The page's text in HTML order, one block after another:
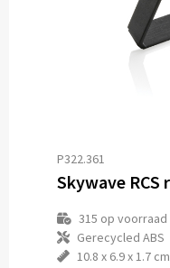
P322.361
315 op voorraad
Gerecycled ABS
10.8 x 6.9 x 1.7 cm